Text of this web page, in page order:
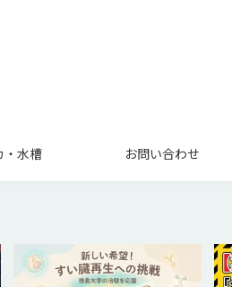
・水槽 お問い合わせ